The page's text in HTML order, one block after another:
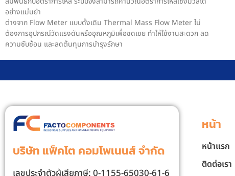
อย่างแม่นยำ
ต่างจาก Flow Meter แบบดั้งเดิม Thermal Mass Flow Meter ไม่
ต้องการอุปกรณ์วัดแรงดันหรืออุณหภูมิเพื่อชดเชย ทำให้ใช้งานสะดวก ลด
ความซับซ้อน และลดต้นทุนการบำรุงรักษา
บริษัท แฟ็คโต คอมโพเนนส์ จํากัด
หน้า
หน้าแรก
ติดต่อเรา